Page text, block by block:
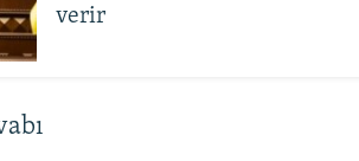
verir